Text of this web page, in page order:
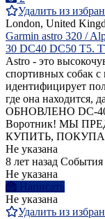
Удалить из
London, United
Garmin astro 320 /
30 DC40 DC50 T5.
Astro - это
спортивных собак с
идентифицирует
где она находится,
ОБНОВЛЕНО DC-40
Воротник! МЫ
КУПИТЬ,
Не указана
8 лет назад События
Не указана
Написать
Не указана
Удалить из